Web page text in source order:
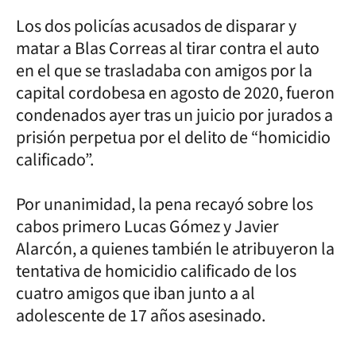
Los dos policías acusados de disparar y
matar a Blas Correas al tirar contra el auto
en el que se trasladaba con amigos por la
capital cordobesa en agosto de 2020, fueron
condenados ayer tras un juicio por jurados a
prisión perpetua por el delito de “homicidio
calificado”.
Por unanimidad, la pena recayó sobre los
cabos primero Lucas Gómez y Javier
Alarcón, a quienes también le atribuyeron la
tentativa de homicidio calificado de los
cuatro amigos que iban junto a al
adolescente de 17 años asesinado.